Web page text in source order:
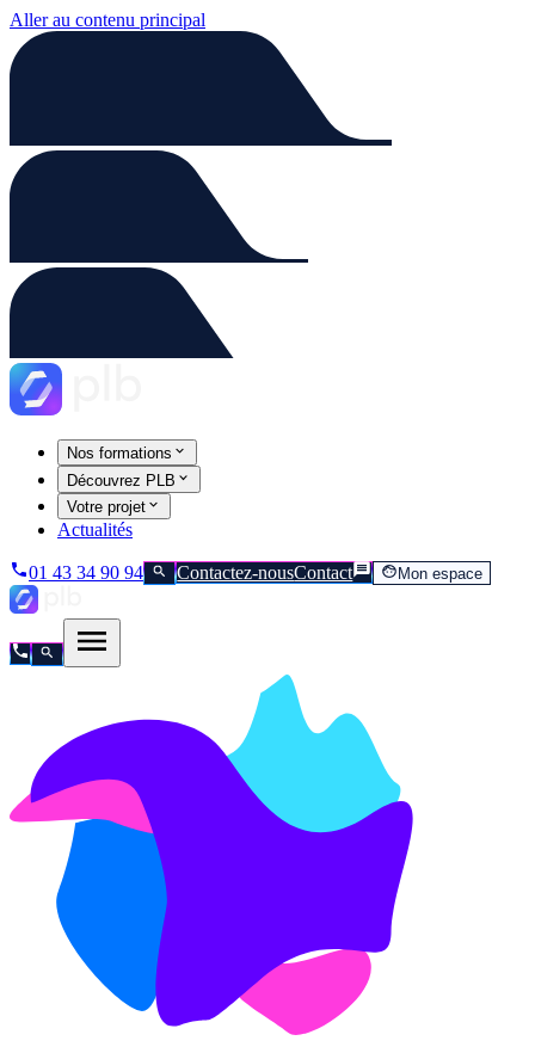
Aller au contenu principal
Nos formations
Découvrez PLB
Votre projet
Actualités
01 43 34 90 94 Contactez-nousContact Mon espace